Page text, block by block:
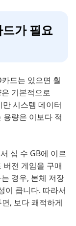
가 필요
드는 있으면 훨
기본적으로
시스템 데이터
량은 이보다 적
십 수 GB에 이르
전 게임을 구매
경우, 본체 저장
이 큽니다. 따라서
, 보다 쾌적하게